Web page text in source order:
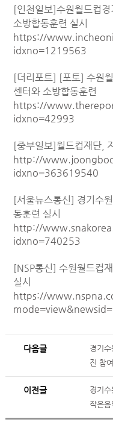
[인천일보]수원월드컵
소방합동훈련 실시
https://
idxno=1219563
[더리포트] [포토] 수원
센터와 소방합동훈련
https://
idxno=42993
[중부일보]월드컵재단,
http://
idxno=363619540
[서울뉴스통신] 경기수
동훈련 실시
http://
idxno=740253
[NSP통신] 수원월드컵
실시
https://
다음글
경기
진 참여
이전글
경기
작은